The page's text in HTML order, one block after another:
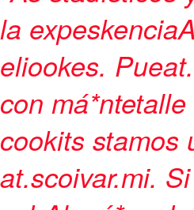
la
eliookes.
con
cookits stamos
at.scoivar.mi.